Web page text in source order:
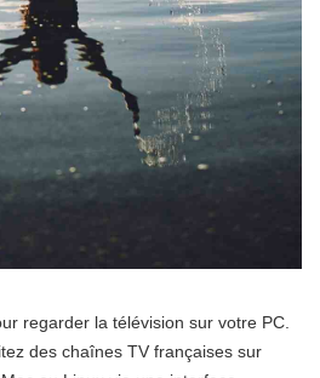
regarder la télévision sur votre PC.
des chaînes TV françaises sur